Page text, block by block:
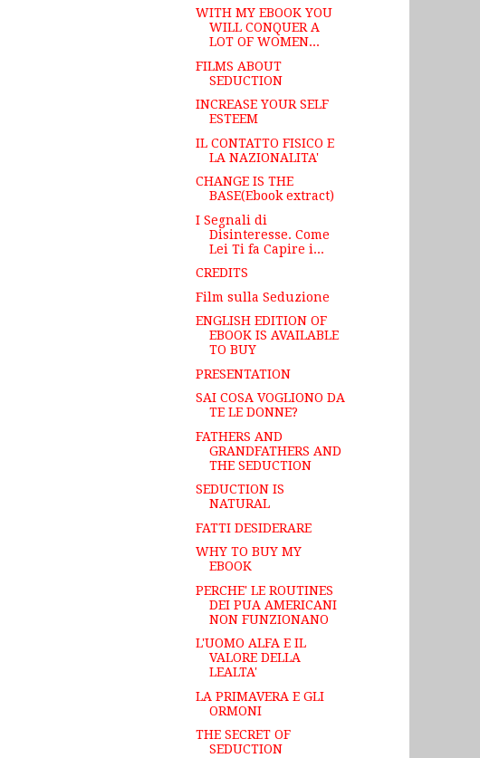
WITH MY EBOOK YOU
WILL CONQUER A
LOT OF WOMEN...
FILMS ABOUT
SEDUCTION
INCREASE YOUR SELF
ESTEEM
IL CONTATTO FISICO E
LA NAZIONALITA'
CHANGE IS THE
BASE(Ebook extract)
I Segnali di
Disinteresse. Come
Lei Ti fa Capire i...
CREDITS
Film sulla Seduzione
ENGLISH EDITION OF
EBOOK IS AVAILABLE
TO BUY
PRESENTATION
SAI COSA VOGLIONO DA
TE LE DONNE?
FATHERS AND
GRANDFATHERS AND
THE SEDUCTION
SEDUCTION IS
NATURAL
FATTI DESIDERARE
WHY TO BUY MY
EBOOK
PERCHE' LE ROUTINES
DEI PUA AMERICANI
NON FUNZIONANO
L'UOMO ALFA E IL
VALORE DELLA
LEALTA'
LA PRIMAVERA E GLI
ORMONI
THE SECRET OF
SEDUCTION